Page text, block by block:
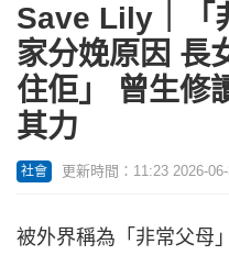
Save Lily｜「
家分娩原因 長
住佢」 曾生修
其力
社會 更新時間：11:23 2026-
被外界稱為「非常父母